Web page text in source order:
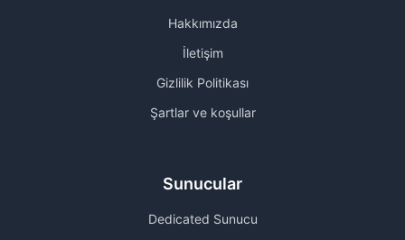
Hakkımızda
İletişim
Gizlilik Politikası
Şartlar ve koşullar
Sunucular
Dedicated Sunucu